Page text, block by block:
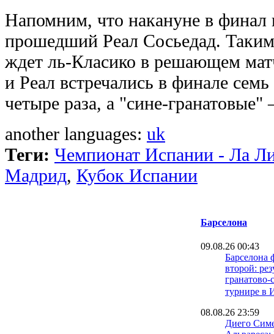
Напомним, что накануне в финал
прошедший Реал Сосьедад.
ждет ль-Класико в решающем
и Реал встречались в финале
четыре раза, а "сине-
another languages: uk
Теги: Чемпионат Испании - Ла
Мадрид, Кубок Испании
Барселона
09.08.26 00:43
Барселона
второй:
турнире в
08.08.26 23:59
Диего